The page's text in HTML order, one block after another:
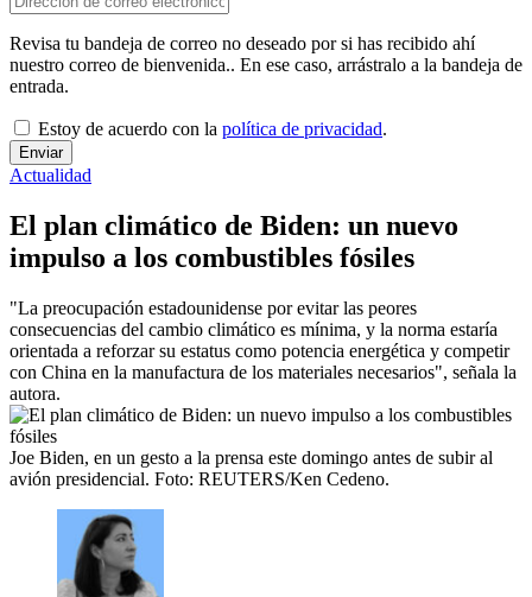
Revisa tu bandeja de correo no deseado por si has recibido ahí
nuestro correo de bienvenida.. En ese caso, arrástralo a la bandeja de
entrada.
Estoy de acuerdo con la política de privacidad.
Actualidad
El plan climático de Biden: un nuevo
impulso a los combustibles fósiles
"La preocupación estadounidense por evitar las peores
consecuencias del cambio climático es mínima, y la norma estaría
orientada a reforzar su estatus como potencia energética y competir
con China en la manufactura de los materiales necesarios", señala la
autora.
Joe Biden, en un gesto a la prensa este domingo antes de subir al
avión presidencial. Foto: REUTERS/Ken Cedeno.